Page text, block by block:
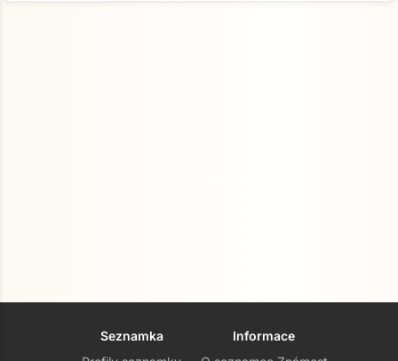
Seznamka
Informace